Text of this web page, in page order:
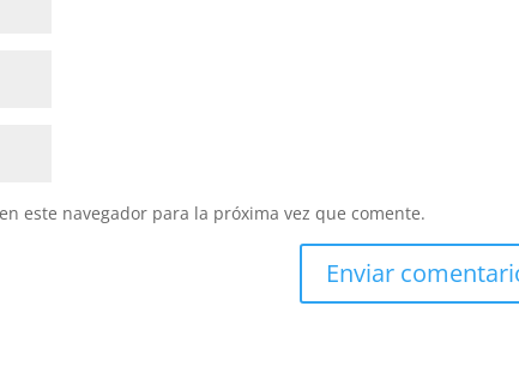
este navegador para la próxima vez que comente.